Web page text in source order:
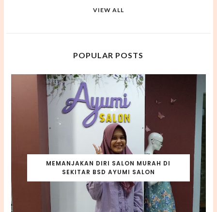
VIEW ALL
POPULAR POSTS
MEMANJAKAN DIRI SALON MURAH DI
SEKITAR BSD AYUMI SALON